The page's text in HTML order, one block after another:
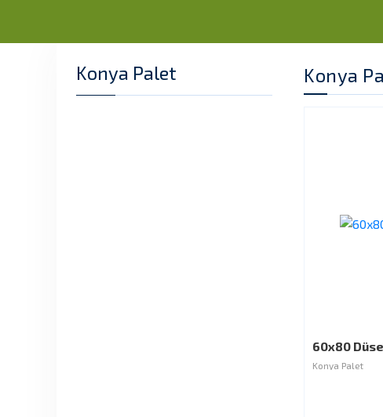
Konya Palet Konya
60x80
Konya Palet